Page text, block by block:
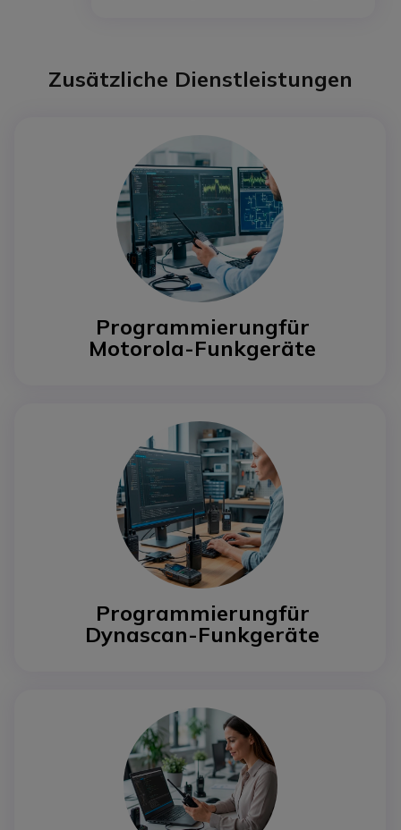
Zusätzliche Dienstleistungen
Programmierungfür
Motorola-Funkgeräte
Programmierungfür
Dynascan-Funkgeräte